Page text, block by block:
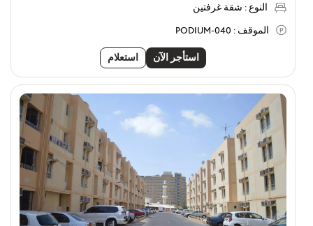
النوع : شقة غرفتين
الموقف : PODIUM-040
استأجر الآن استعلام